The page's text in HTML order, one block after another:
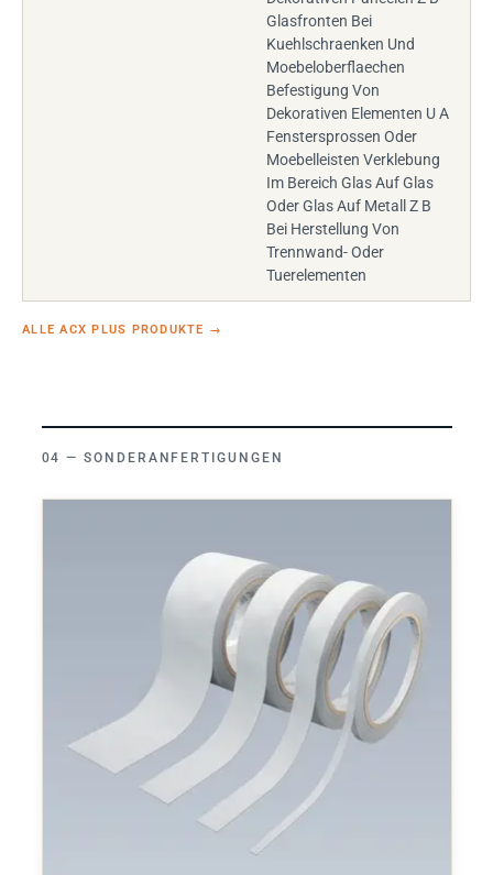
Glasfronten Bei
Kuehlschraenken Und
Moebeloberflaechen
Befestigung Von
Dekorativen Elementen U A
Fenstersprossen Oder
Moebelleisten Verklebung
Im Bereich Glas Auf Glas
Oder Glas Auf Metall Z B
Bei Herstellung Von
Trennwand- Oder
Tuerelementen
ALLE ACX PLUS PRODUKTE →
SONDERANFERTIGUNGEN